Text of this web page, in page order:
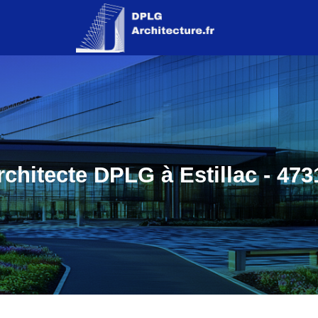
DPLG à Estillac -